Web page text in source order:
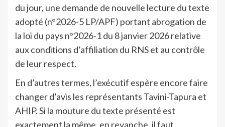
du jour, une demande de nouvelle lecture du texte
adopté (n°2026-5 LP/APF) portant abrogation de
la loi du pays n°2026-1 du 8 janvier 2026 relative
aux conditions d’affiliation du RNS et au contrôle
de leur respect.
En d’autres termes, l’exécutif espère encore faire
changer d’avis les représentants Tavini-Tapura et
AHIP. Si la mouture du texte présenté est
exactement la même, en revanche, il faut